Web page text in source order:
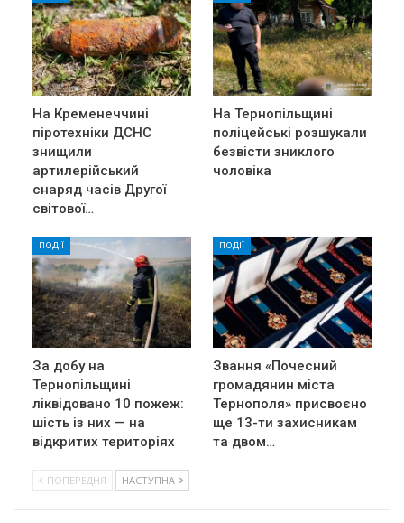
На Кременеччині
піротехніки ДСНС
знищили
артилерійський
снаряд часів Другої
світової…
На Тернопільщині
поліцейські розшукали
безвісти зниклого
чоловіка
ПОДІЇ
За добу на
Тернопільщині
ліквідовано 10 пожеж:
шість із них — на
відкритих територіях
ПОДІЇ
Звання «Почесний
громадянин міста
Тернополя» присвоєно
ще 13-ти захисникам
та двом…
ПОПЕРЕДНЯ НАСТУПНА